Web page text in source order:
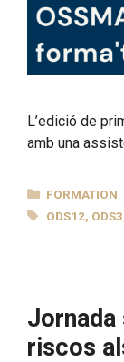
L’edició de
amb una
CATEGORIES
FORMATION
TAGS
ODS12, ODS3
riscos